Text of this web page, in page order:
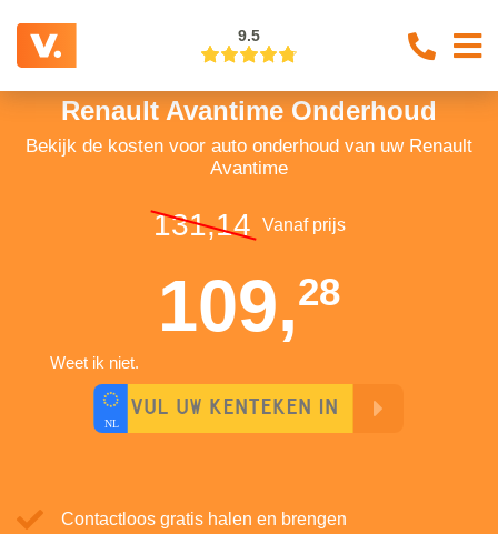
9.5
Renault Avantime Onderhoud
Bekijk de kosten voor auto onderhoud van uw Renault
Avantime
131,14 Vanaf prijs
109,28
Weet ik niet.
Contactloos gratis halen en brengen